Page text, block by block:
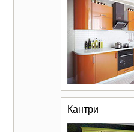
Кантри